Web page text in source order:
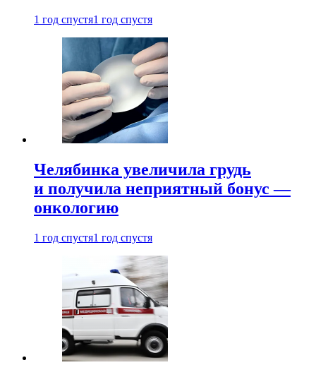
1 год спустя1 год спустя
Челябинка увеличила грудь
и получила неприятный бонус —
онкологию
1 год спустя1 год спустя